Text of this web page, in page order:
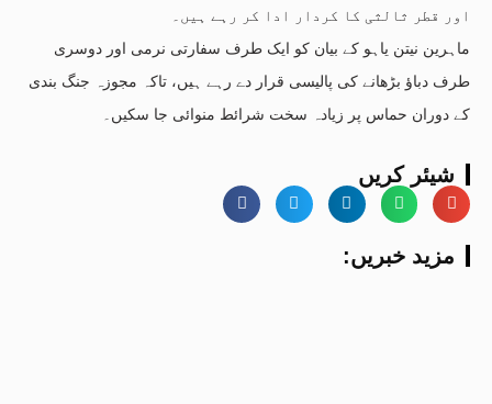
اور قطر ثالثی کا کردار ادا کر رہے ہیں۔
ماہرین نیتن یاہو کے بیان کو ایک طرف سفارتی نرمی اور دوسری
طرف دباؤ بڑھانے کی پالیسی قرار دے رہے ہیں، تاکہ مجوزہ جنگ بندی
کے دوران حماس پر زیادہ سخت شرائط منوائی جا سکیں۔
شیئر کریں
:مزید خبریں